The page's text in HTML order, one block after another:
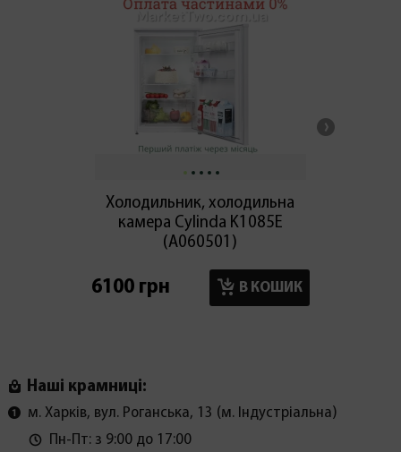
Холодильник, холодильна
камера Cylinda K1085E
(А060501)
6100 грн В КОШИК
Наші крамниці:
м. Харків, вул. Роганська, 13 (м. Індустріальна)
Пн-Пт: з 9:00 до 17:00